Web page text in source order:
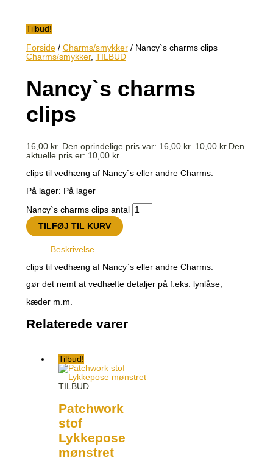
Tilbud!
Forside/ Charms/smykker/ Nancy`s charms clips
Charms/smykker, TILBUD
Nancy`s charms
clips
16,00kr. Den oprindelige pris var: 16,00 kr..10,00 kr. Den
aktuelle pris er: 10,00 kr..
clips til vedhæng af Nancy`s eller andre Charms.
På lager: På lager
Nancy`s charms clips antal
TILFØJ TIL KURV
Beskrivelse
clips til vedhæng af Nancy`s eller andre Charms.
gør det nemt at vedhæfte detaljer på f.eks. lynlåse,
kæder m.m.
Relaterede varer
Tilbud!
TILBUD
Patchwork
stof
Lykkepose
mønstret